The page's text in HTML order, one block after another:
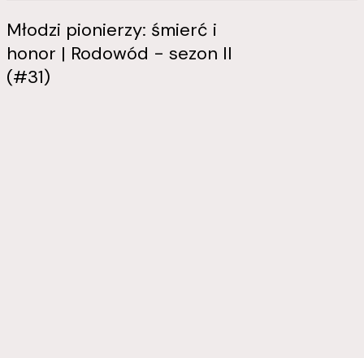
Młodzi pionierzy: śmierć i
honor | Rodowód - sezon II
(#31)